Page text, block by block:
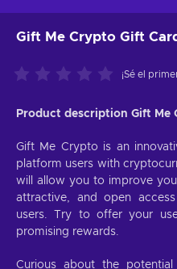
Gift Me Crypto Gift
¡Sé el
Product description Gift Me
Gift Me Crypto is an
platform users with
will allow you to improve
attractive, and open
users. Try to offer your
promising rewards.
Curious about the